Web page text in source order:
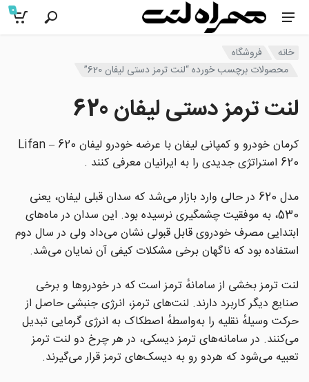
0
خانه
فروشگاه
محصولات برچسب خورده “لنت ترمز دستی لیفان 620”
لنت ترمز دستی لیفان 620
کرمان خودرو و کمپانی لیفان با عرضه خودرو لیفان 620 – Lifan
620 استراتژی جدیدی را به ایرانیان معرفی کنند .
مدل 620 در حالی وارد بازار می‌شد که سدان قبلی لیفان، یعنی
530، به موفقیت چشمگیری نرسیده بود. این سدان در ماه‌های
ابتدایی مصرف خودروی قابل قبولی نشان می‌داد ولی در سال دوم
استفاده بود که ناگهان برخی مشکلات کیفی آن نمایان می‌شد.
لنت ترمز بخشی از سامانهٔ ترمز است که در خودروها و برخی
صنایع دیگر کاربرد دارند. لنت‌های ترمز، انرژی جنبشی حاصل از
حرکت وسیلهٔ نقلیه را به‌واسطهٔ اصطکاک به انرژی گرمایی تبدیل
می‌کنند. در سامانه‌های ترمز دیسکی، در هر چرخ دو لنت ترمز
تعبیه می‌شود که هردو رو به دیسک‌های ترمز قرار می‌گیرند.